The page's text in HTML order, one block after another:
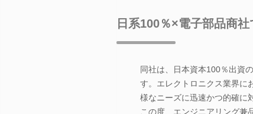
日系100％×電子部品商
同社は、日本資本100％出資
す。エレクトロニクス業界に
様なニーズに迅速かつ的確に
この度、エンジニアリング兼